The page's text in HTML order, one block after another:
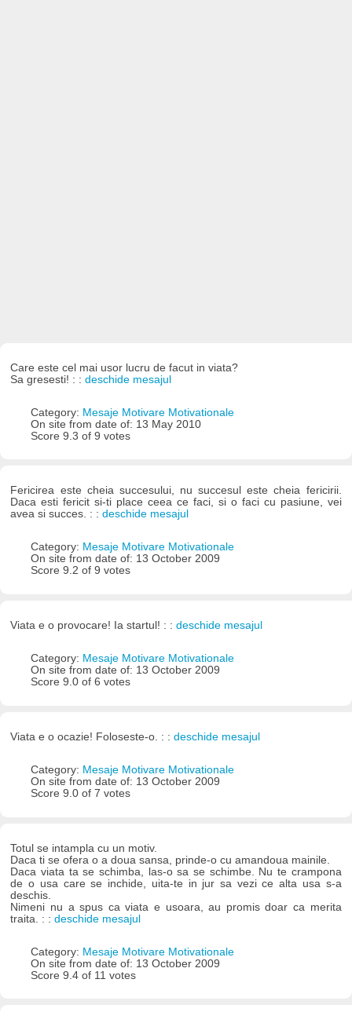
Care este cel mai usor lucru de facut in viata?
Sa gresesti! : :deschide mesajul
Category: Mesaje Motivare Motivationale
On site from date of: 13 May 2010
Score 9.3 of 9 votes
Fericirea este cheia succesului, nu succesul este cheia fericirii.
Daca esti fericit si-ti place ceea ce faci, si o faci cu pasiune, vei
avea si succes. : :deschide mesajul
Category: Mesaje Motivare Motivationale
On site from date of: 13 October 2009
Score 9.2 of 9 votes
Viata e o provocare! Ia startul! : :deschide mesajul
Category: Mesaje Motivare Motivationale
On site from date of: 13 October 2009
Score 9.0 of 6 votes
Viata e o ocazie! Foloseste-o. : :deschide mesajul
Category: Mesaje Motivare Motivationale
On site from date of: 13 October 2009
Score 9.0 of 7 votes
Totul se intampla cu un motiv.
Daca ti se ofera o a doua sansa, prinde-o cu amandoua mainile.
Daca viata ta se schimba, las-o sa se schimbe. Nu te crampona
de o usa care se inchide, uita-te in jur sa vezi ce alta usa s-a
deschis.
Nimeni nu a spus ca viata e usoara, au promis doar ca merita
traita. : :deschide mesajul
Category: Mesaje Motivare Motivationale
On site from date of: 13 October 2009
Score 9.4 of 11 votes